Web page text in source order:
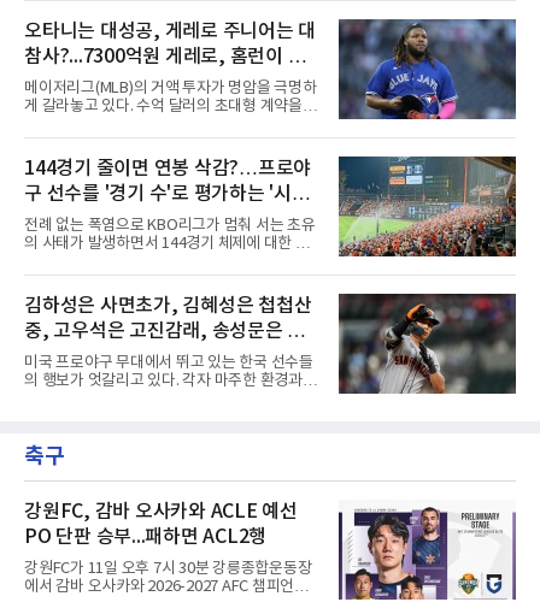
KBO리그 사상 초유의 비FA 다년 계약을 체결하
면서 동시에 해외 진출 가능성을 열어두는 조항
을 포함했다. 국내에서 이미 최고 수준의 대우와
확실한 입지를 확보한 만큼, 이번 메이저리그 도
전은 생존을 건 승부수가 아니다.오히려 잃을 것
이 없는 도전에 가깝다. 노시환은 이미 KBO리그
에서 연평균 약 28억 원에 달하는 대형 계약과
라도 돌아올 곳이 확실하다.그렇다고 포스팅 도
전의 의미가 작아지는 것은 아
오타니는 대성공, 게레로 주니어는 대
참사?...7300억원 게레로, 홈런이 충
격적인 6개, 야후 스포츠 "올해 트레
이드했어야" 질타
메이저리그(MLB)의 거액 투자가 명암을 극명하
게 갈라놓고 있다. 수억 달러의 초대형 계약을 안
을 결정짓는 가운데, LA 다저스의 오타니 쇼헤
이가 완벽한 대성공 신화를 써 내려가는 것과 달
리 토론토 블루제이스의 블라디미르 게레로 주
니어는 대참사 수준의 부진에 허덕이고 있다.토
론토는 2025년 4월 게레로 주니어와 계약 기간
14년, 총액 5억 달러(당시 7300억원)라는 메이
저리그 역사상 손꼽히는 초대형 연장 계약을 체
서 보여준 맹활약을 믿고 그에게 팀의 미래를 전
적으로 맡겼다.그러나 2026시즌
144경기 줄이면 연봉 삭감?…프로야
구 선수를 '경기 수'로 평가하는 '시대
착오'
전례 없는 폭염으로 KBO리그가 멈춰 서는 초유
의 사태가 발생하면서 144경기 체제에 대한 근
다.선수들의 건강과 경기력, 그리고 리그의 지속
가능성을 고려하면 이제는 단순히 '얼마나 많은
경기를 치르느냐'가 아니라 '어떤 수준의 경기를
보여주느냐'를 고민해야 할 시점이다. 그런데 경
기 수를 줄이면 선수들의 연봉도 깎아야 하냐는
얘기가 나온다. 과연 프로야구 선수의 가치를 경
기 수로만 계산하는 것이 맞을까?선수들의 연봉
그리고 대체 불가능한 경쟁력에 대한 평가다.
144경기를 치른다고
김하성은 사면초가, 김혜성은 첩첩산
중, 고우석은 고진감래, 송성문은 무
난지경... 이정후는?
미국 프로야구 무대에서 뛰고 있는 한국 선수들
의 행보가 엇갈리고 있다. 각자 마주한 환경과 현
있는 다섯 선수의 성적표와 현재 처지를 사자성
어로 진단해 본다.김하성은 사면초가에 직면했
개인에게 치명적인 타격이었다. 여기에 FA 계약
을 앞둔 시점에서 터져 나온 부진까지 겹치며,
그를 둘러싼 주변 상황은 사방이 막힌 장벽처럼
숨을 조여오고 있다. 빅리그 잔류와 가치 증명을
동시에 이뤄내야 하는 그의 앞길에는 그 어느 때
보다 차갑고 무거운 시
축구
강원FC, 감바 오사카와 ACLE 예선
PO 단판 승부...패하면 ACL2행
강원FC가 11일 오후 7시 30분 강릉종합운동장
에서 감바 오사카와 2026-2027 AFC 챔피언스